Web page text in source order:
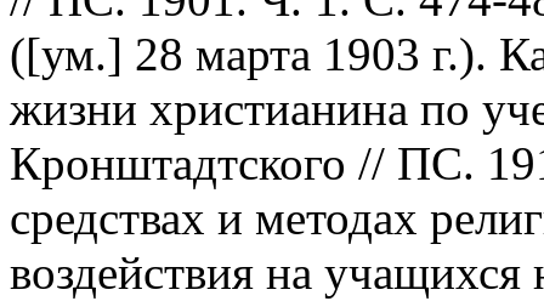
([ум.] 28 марта 1903 г.).
жизни христианина по
Кронштадтского // ПС.
средствах и методах
воздействия на